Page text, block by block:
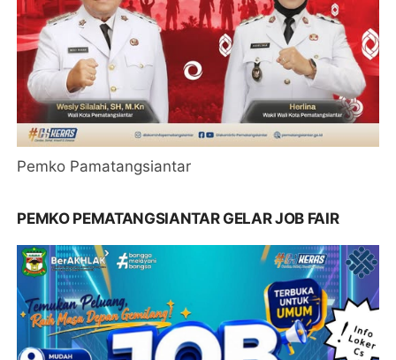
Pemko Pamatangsiantar
PEMKO PEMATANGSIANTAR GELAR JOB FAIR